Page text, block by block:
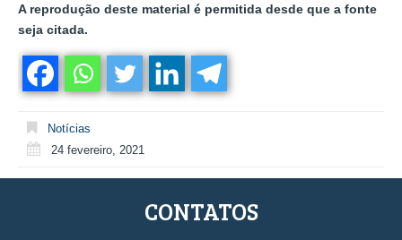
A reprodução deste material é permitida desde que a fonte
seja citada.
Notícias
24 fevereiro, 2021
CONTATOS